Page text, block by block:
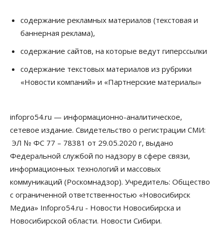
заключили под стражу
07 Августа 2026, 10:15
Общество
Новосибирской области, но режима ЧС не будет
07 Августа 2026, 10:00
выстраивают системы защиты от атак БПЛА
07 Августа 2026, 09:00
По «Сибэлектротерму» выдали исполнительные
листы на полмиллиарда рублей
07 Августа 2026, 08:00
Бизнес Власть Медицина Общество
Искусственный интеллект предлагают
привлекать к разработке новых лекарств в
России
содержание рекламных материалов (текстовая и
баннерная реклама),
содержание сайтов, на которые ведут гиперссылки
содержание текстовых материалов из рубрики
«Новости компаний» и «Партнерские материалы»
infopro54.ru — информационно-аналитическое,
сетевое издание. Свидетельство о регистрации СМИ:
ЭЛ № ФС 77 – 78381 от 29.05.2020 г, выдано
Федеральной службой по надзору в сфере связи,
информационных технологий и массовых
коммуникаций (Роскомнадзор). Учредитель: Общество
с ограниченной ответственностью «Новосибирск
Медиа» Infopro54.ru - Новости Новосибирска и
Новосибирской области. Новости Сибири.